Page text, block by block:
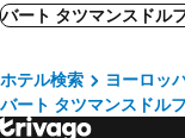
バート エアラッハ,
センメリング, spa
Weiz, spa hotels
バート タツマンスドル
ホテル検索 ヨーロッ
バート タツマンスドルフ